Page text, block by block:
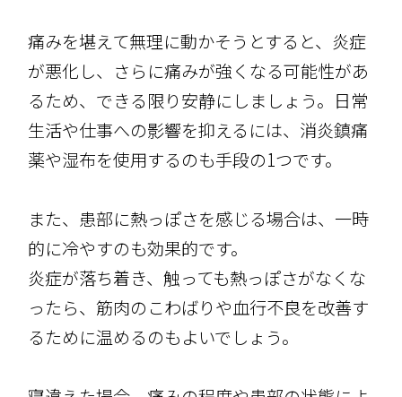
痛みを堪えて無理に動かそうとすると、炎症
が悪化し、さらに痛みが強くなる可能性があ
るため、できる限り安静にしましょう。日常
生活や仕事への影響を抑えるには、消炎鎮痛
薬や湿布を使用するのも手段の1つです。
また、患部に熱っぽさを感じる場合は、一時
的に冷やすのも効果的です。
炎症が落ち着き、触っても熱っぽさがなくな
ったら、筋肉のこわばりや血行不良を改善す
るために温めるのもよいでしょう。